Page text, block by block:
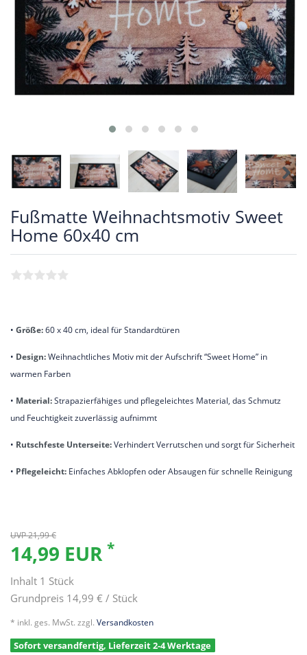
Fußmatte Weihnachtsmotiv Sweet
Home 60x40 cm
• Größe:60 x 40 cm, ideal für Standardtüren
• Design:Weihnachtliches Motiv mit der Aufschrift “Sweet Home” in
warmen Farben
• Material:Strapazierfähiges und pflegeleichtes Material, das Schmutz
und Feuchtigkeit zuverlässig aufnimmt
• Rutschfeste Unterseite:Verhindert Verrutschen und sorgt für Sicherheit
• Pflegeleicht: Einfaches Abklopfen oder Absaugen für schnelle Reinigung
UVP 21,99 €
14,99 EUR *
Inhalt 1 Stück
Grundpreis 14,99 € / Stück
* inkl. ges. MwSt. zzgl. Versandkosten
Sofort versandfertig, Lieferzeit 2-4 Werktage